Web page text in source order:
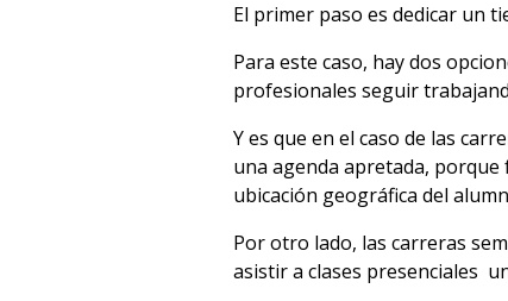
El primer paso es dedicar un
Para este caso, hay dos
profesionales seguir
Y es que en el caso de las
una agenda apretada,
ubicación geográfica del
Por otro lado, las carreras
asistir a clases presenciales